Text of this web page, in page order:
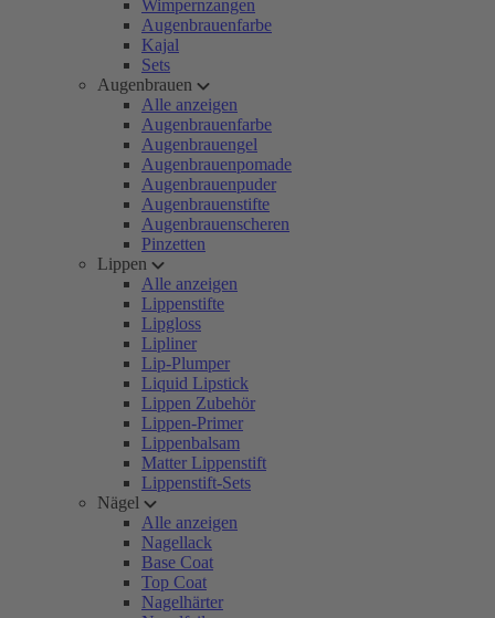
Wimpernzangen
Augenbrauenfarbe
Kajal
Sets
Augenbrauen
Alle anzeigen
Augenbrauenfarbe
Augenbrauengel
Augenbrauenpomade
Augenbrauenpuder
Augenbrauenstifte
Augenbrauenscheren
Pinzetten
Lippen
Alle anzeigen
Lippenstifte
Lipgloss
Lipliner
Lip-Plumper
Liquid Lipstick
Lippen Zubehör
Lippen-Primer
Lippenbalsam
Matter Lippenstift
Lippenstift-Sets
Nägel
Alle anzeigen
Nagellack
Base Coat
Top Coat
Nagelhärter